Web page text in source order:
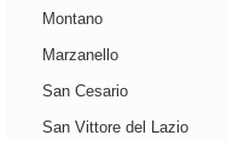
Montano
Marzanello
San Cesario
San Vittore del Lazio